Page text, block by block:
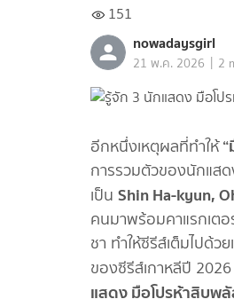
151
nowadaysgirl
21 พ.ค. 2026 | 2
อีกหนึ่งเหตุผลที่ทำให้“
การรวมตัวของนักแส
เป็น Shin Ha-kyun,
คนมาพร้อมคาแรกเต
ชา ทำให้ซีรีส์เต็มไปด้
ของซีรีส์เกาหลีปี
แสดง มือโปรห้าสิบพ